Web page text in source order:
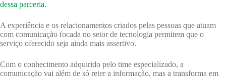
dessa parceria.
A experiência e os relacionamentos criados pelas pessoas que atuam
com comunicação focada no setor de tecnologia permitem que o
serviço oferecido seja ainda mais assertivo.
Com o conhecimento adquirido pelo time especializado, a
comunicação vai além de só reter a informação, mas a transforma em